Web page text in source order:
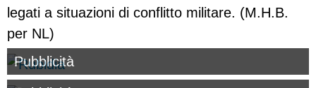
legati a situazioni di conflitto militare. (M.H.B.
per NL)
Pubblicità